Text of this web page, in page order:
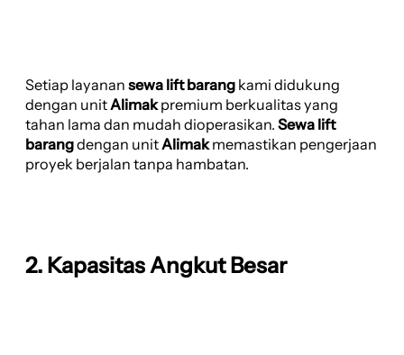
Setiap layanan sewa lift barang kami didukung
dengan unitAlimakpremium berkualitas yang
tahan lama dan mudah dioperasikan. Sewa lift
barangdengan unitAlimakmemastikan pengerjaan
proyek berjalan tanpa hambatan.
2. Kapasitas Angkut Besar